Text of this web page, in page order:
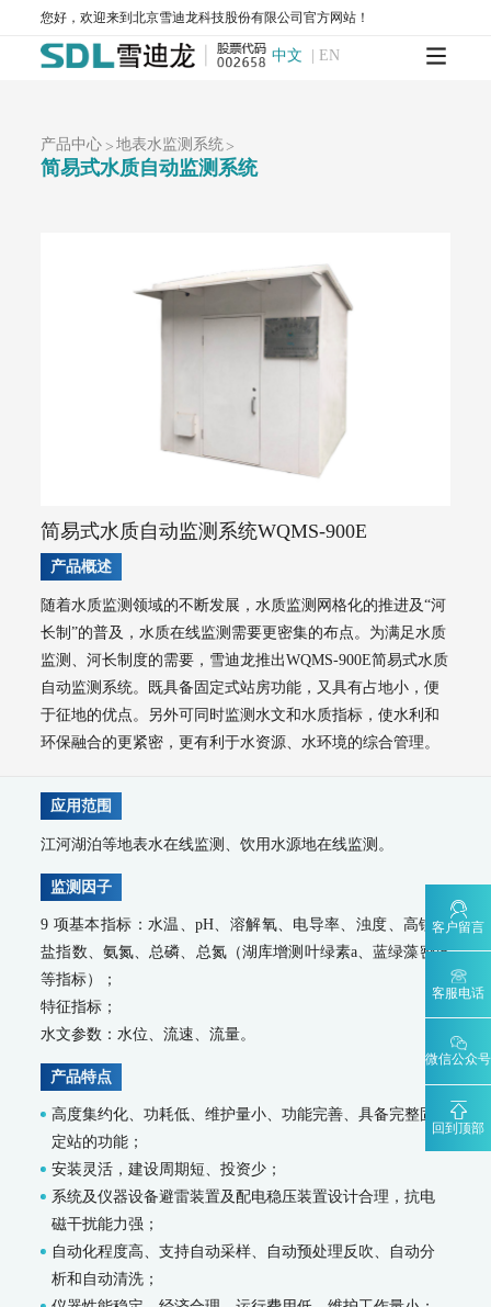
您好，欢迎来到北京雪迪龙科技股份有限公司官方网站！
中文 | EN
MODEL 2630-II-环境噪声自动监测仪
AQMS-900VI/VII-环境空气非甲烷总烃在线监测系统
MCS-900A-大气复合污染走航监测车
WQMS-900AI-数智化水质在线监测系统
WQMS-900-固定式水质自动监测系统
WQMS-900E-简易式水质自动监测系统
WQMS-900S-小型式水质自动监测系统
WCS-900W-水质移动监测系统
MODEL 9870-水质自动采样器
MODEL 2000-五参数水质在线自动监测仪
MODEL 9001-叶绿素a水质在线自动监测仪
MODEL 9002-藻密度水质在线自动监测仪
污染源水质监测系统
WWMS-900AI-数智化污染源水质在线监测系统
WWMS-900-污染源水质在线监测系统
MODEL 9810-化学需氧量（CODcr）水质在线自动监测仪
MODEL 9820-氨氮水质在线自动监测仪
MODEL 2000-pH-水质在线自动监测仪
水质特征因子在线分析仪
WQMS-900HM-水中多参数重金属（XRF）在线监测系统
智慧监测监管平台
大气污染防治决策支持平台
水污染防治决策支持平台
智能环境综合监控平台
区县智慧环保平台
园区安全环保应急一体化监管平台
碳监测碳计量
碳排放监测系统
SCS-900/900C GHG-智能碳排放在线计量监测系统
SCS-900M-船舶碳排放在线计量监测系统
温室气体监测系统
AQMS-900GHG-大气温室气体监测系统
客户留言
客服电话
微信公众号
回到顶部
产品中心 > 地表水监测系统>
简易式水质自动监测系统
简易式水质自动监测系统WQMS-900E
产品概述
随着水质监测领域的不断发展，水质监测网格化的推进及“河
长制”的普及，水质在线监测需要更密集的布点。为满足水质
监测、河长制度的需要，雪迪龙推出WQMS-900E简易式水质
自动监测系统。既具备固定式站房功能，又具有占地小，便
于征地的优点。另外可同时监测水文和水质指标，使水利和
环保融合的更紧密，更有利于水资源、水环境的综合管理。
应用范围
江河湖泊等地表水在线监测、饮用水源地在线监测。
监测因子
9 项基本指标：水温、pH、溶解氧、电导率、浊度、高锰酸
盐指数、氨氮、总磷、总氮（湖库增测叶绿素a、蓝绿藻密度
等指标）；
特征指标；
水文参数：水位、流速、流量。
产品特点
高度集约化、功耗低、维护量小、功能完善、具备完整固
定站的功能；
安装灵活，建设周期短、投资少；
系统及仪器设备避雷装置及配电稳压装置设计合理，抗电
磁干扰能力强；
自动化程度高、支持自动采样、自动预处理反吹、自动分
析和自动清洗；